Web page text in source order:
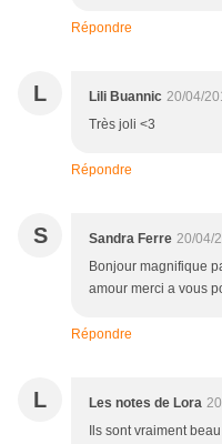
Répondre
L Lili Buannic 20/04/
Très joli <3
Répondre
S Sandra Ferre 20/04/
Bonjour magnifique
amour merci a vous
Répondre
L Les notes de Lora
Ils sont vraiment